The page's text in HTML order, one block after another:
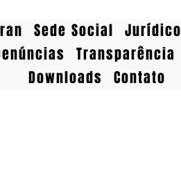
Sede Social Jurídico
Transparência
Downloads
Contato